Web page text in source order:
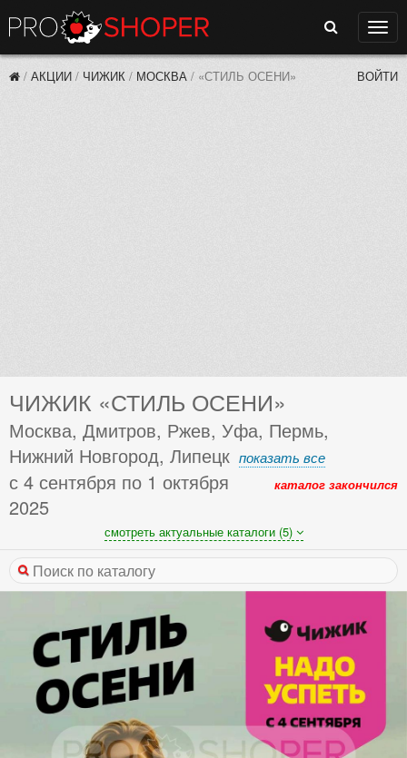
Поиск
/ АКЦИИ / ЧИЖИК / МОСКВА / «СТИЛЬ ОСЕНИ» ВОЙТИ
ЧИЖИК «СТИЛЬ ОСЕНИ»
Москва, Дмитров, Ржев, Уфа, Пермь,
Нижний Новгород, Липецк показать все
с 4 сентября по 1 октября
2025
каталог закончился
смотреть актуальные каталоги (5)